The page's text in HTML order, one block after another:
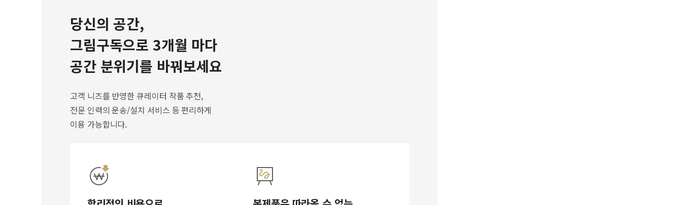
당신의 공간,
그림구독으로 3개월 마다
공간 분위기를 바꿔보세요
고객 니즈를 반영한 큐레이터 작품 추천,
전문 인력의 운송/설치 서비스 등 편리하게
이용 가능합니다.